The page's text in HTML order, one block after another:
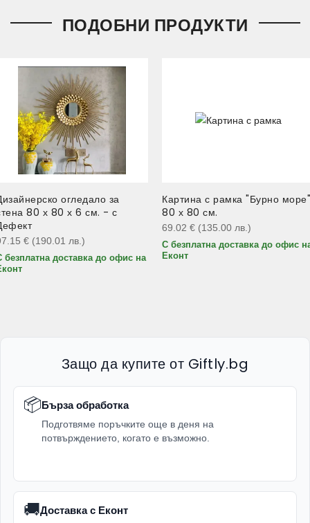
ПОДОБНИ ПРОДУКТИ
огледало за
80 х 80 х 6 см. - с
€ (190.01 лв. )
безплатна доставка до офис на
Картина с рамка "Бурно море"
80 х 80 см.
69.02 € (135.00 лв. )
С безплатна доставка до офис
Еконт
Защо да купите от Giftly.bg
📦Бърза обработка
Подготвяме поръчките още в деня на
потвърждението, когато е възможно.
🚚Доставка с Еконт